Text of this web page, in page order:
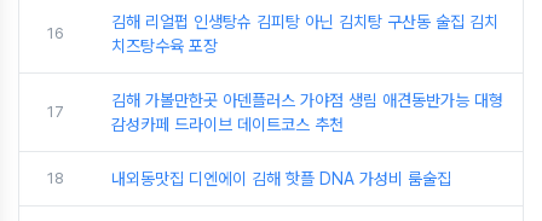
16
김해 리얼펍 인생탕슈 김피탕 아닌 김치탕 구산동 술집 김치
치즈탕수육 포장
17
김해 가볼만한곳 아덴플러스 가야점 생림 애견동반가능 대형
감성카페 드라이브 데이트코스 추천
18 내외동맛집 디엔에이 김해 핫플 DNA 가성비 룸술집